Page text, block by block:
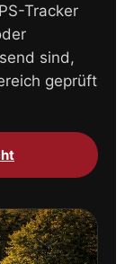
Tracker
sind,
geprüft